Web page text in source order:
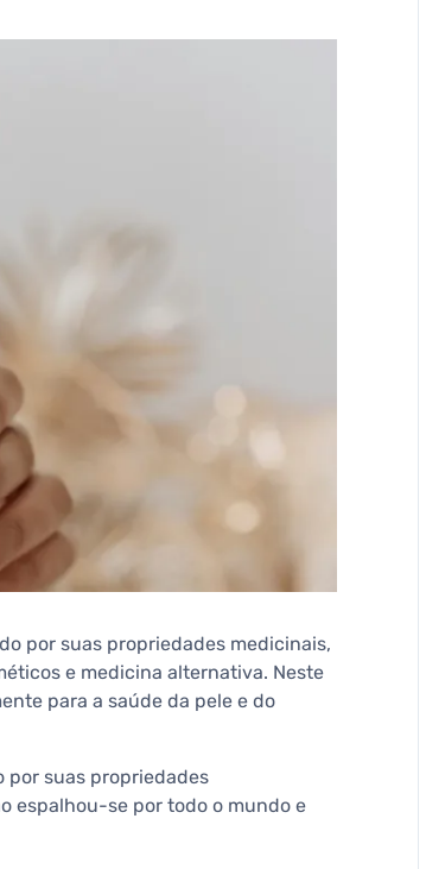
por suas propriedades medicinais,
e medicina alternativa. Neste
para a saúde da pele e do
por suas propriedades
espalhou-se por todo o mundo e